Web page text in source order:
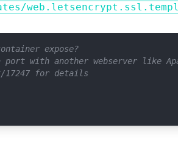
expose?
with another webserver like
17247 for details